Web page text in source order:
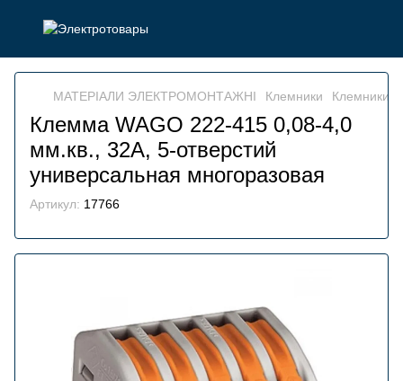
МАТЕРІАЛИ ЭЛЕКТРОМОНТАЖНІ Клемники Клемники
Клемма WAGO 222-415 0,08-4,0
мм.кв., 32А, 5-отверстий
универсальная многоразовая
Артикул: 17766